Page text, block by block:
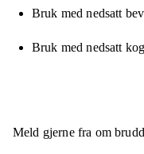
Bruk med nedsatt
Bruk med nedsatt
Meld gjerne fra om